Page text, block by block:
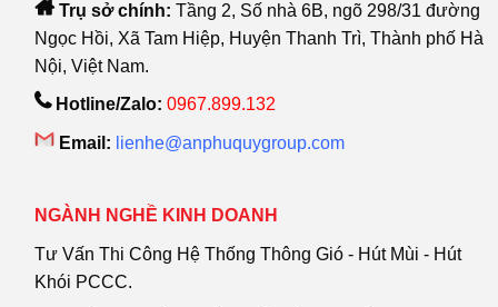
Trụ sở chính: Tầng 2, Số nhà 6B, ngõ 298/31 đường
Ngọc Hồi, Xã Tam Hiệp, Huyện Thanh Trì, Thành phố Hà
Nội, Việt Nam.
Hotline/Zalo: 0967.899.132
Email: lienhe@anphuquygroup.com
NGÀNH NGHỀ KINH DOANH
Tư Vấn Thi Công Hệ Thống Thông Gió - Hút Mùi - Hút
Khói PCCC.